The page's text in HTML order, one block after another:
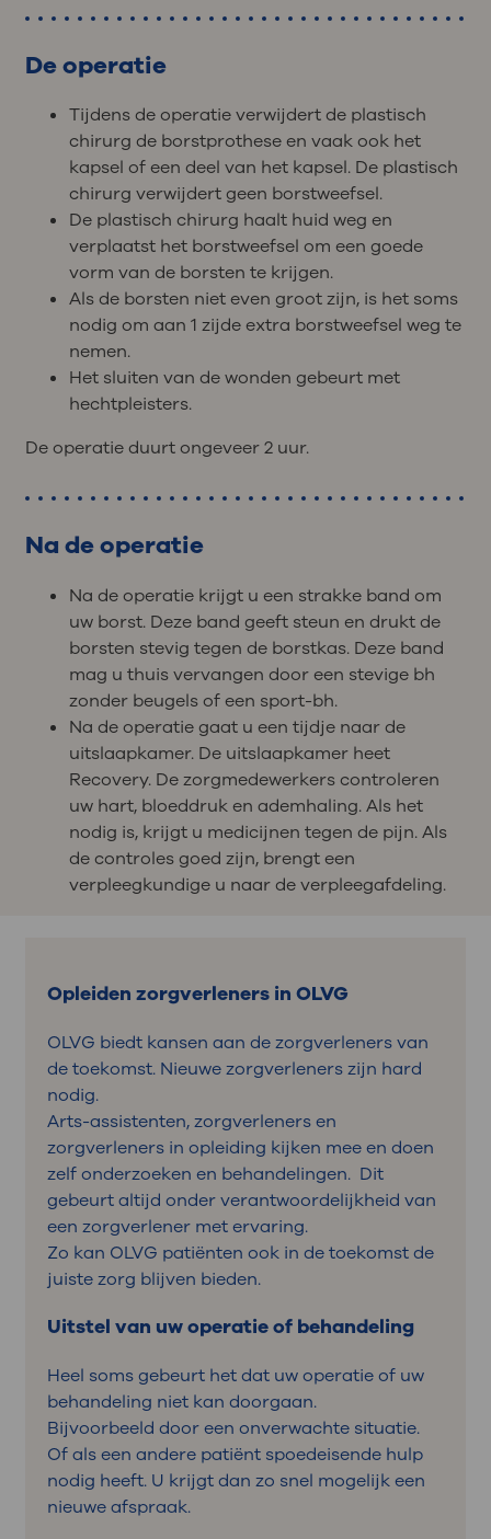
De operatie
Tijdens de operatie verwijdert de plastisch
chirurg de borstprothese en vaak ook het
kapsel of een deel van het kapsel. De plastisch
chirurg verwijdert geen borstweefsel.
De plastisch chirurg haalt huid weg en
verplaatst het borstweefsel om een goede
vorm van de borsten te krijgen.
Als de borsten niet even groot zijn, is het soms
nodig om aan 1 zijde extra borstweefsel weg te
nemen.
Het sluiten van de wonden gebeurt met
hechtpleisters.
De operatie duurt ongeveer 2 uur.
Na de operatie
Na de operatie krijgt u een strakke band om
uw borst. Deze band geeft steun en drukt de
borsten stevig tegen de borstkas. Deze band
mag u thuis vervangen door een stevige bh
zonder beugels of een sport-bh.
Na de operatie gaat u een tijdje naar de
uitslaapkamer. De uitslaapkamer heet
Recovery. De zorgmedewerkers controleren
uw hart, bloeddruk en ademhaling. Als het
nodig is, krijgt u medicijnen tegen de pijn. Als
de controles goed zijn, brengt een
verpleegkundige u naar de verpleegafdeling.
Opleiden zorgverleners in OLVG
OLVG biedt kansen aan de zorgverleners van
de toekomst. Nieuwe zorgverleners zijn hard
nodig.
Arts-assistenten, zorgverleners en
zorgverleners in opleiding kijken mee en doen
zelf onderzoeken en behandelingen. Dit
gebeurt altijd onder verantwoordelijkheid van
een zorgverlener met ervaring.
Zo kan OLVG patiënten ook in de toekomst de
juiste zorg blijven bieden.
Uitstel van uw operatie of behandeling
Heel soms gebeurt het dat uw operatie of uw
behandeling niet kan doorgaan.
Bijvoorbeeld door een onverwachte situatie.
Of als een andere patiënt spoedeisende hulp
nodig heeft. U krijgt dan zo snel mogelijk een
nieuwe afspraak.